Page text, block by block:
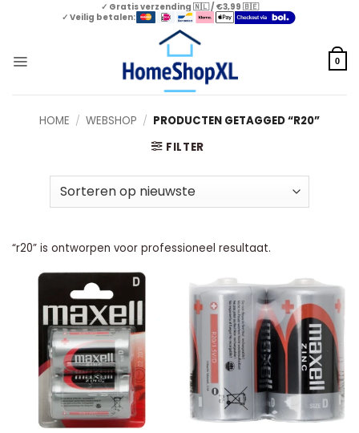
✓ Gratis verzending 🇳🇱 / €3,99 🇧🇪
✓ Veilig betalen:
0
HOME / WEBSHOP / PRODUCTEN GETAGGED “R20”
FILTER
“r20” is ontworpen voor professioneel resultaat.